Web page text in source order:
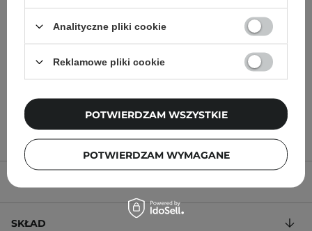
Twarzy z Kwasem
32,00 zł
100% Skwalan z Trzciny
Cukrowej - 30ml
50,00 zł
OPIS PRODUKTU
SKŁAD
Analityczne pliki cookie
Reklamowe pliki cookie
POTWIERDZAM WYMAGANE
POTWIERDZAM WSZYSTKIE